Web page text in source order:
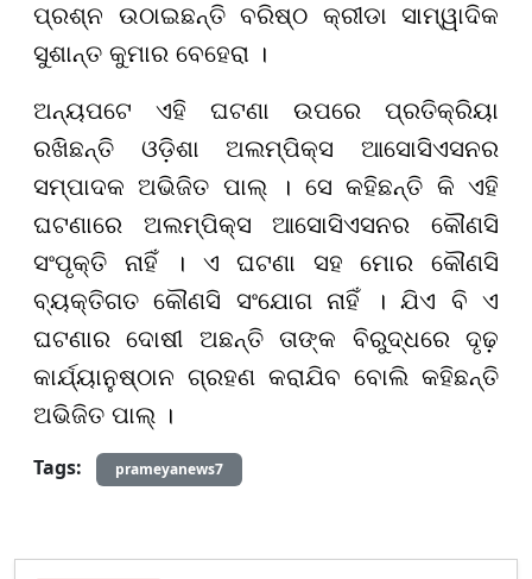
ପ୍ରଶ୍ନ ଉଠାଇଛନ୍ତି ବରିଷ୍ଠ କ୍ରୀଡା ସାମ୍ୱାଦିକ
ସୁଶାନ୍ତ କୁମାର ବେହେରା ।
ଅନ୍ୟପଟେ ଏହି ଘଟଣା ଉପରେ ପ୍ରତିକ୍ରିୟା
ରଖିଛନ୍ତି ଓଡ଼ିଶା ଅଲମ୍ପିକ୍ସ ଆସୋସିଏସନର
ସମ୍ପାଦକ ଅଭିଜିତ ପାଲ୍ । ସେ କହିଛନ୍ତି କି ଏହି
ଘଟଣାରେ ଅଲମ୍ପିକ୍ସ ଆସୋସିଏସନର କୌଣସି
ସଂପୃକ୍ତି ନାହିଁ । ଏ ଘଟଣା ସହ ମୋର କୌଣସି
ବ୍ୟକ୍ତିଗତ କୌଣସି ସଂଯୋଗ ନାହିଁ । ଯିଏ ବି ଏ
ଘଟଣାର ଦୋଷୀ ଅଛନ୍ତି ତାଙ୍କ ବିରୁଦ୍ଧରେ ଦୃଢ଼
କାର୍ଯ୍ୟାନୁଷ୍ଠାନ ଗ୍ରହଣ କରାଯିବ ବୋଲି କହିଛନ୍ତି
ଅଭିଜିତ ପାଲ୍ ।
Tags:
prameyanews7